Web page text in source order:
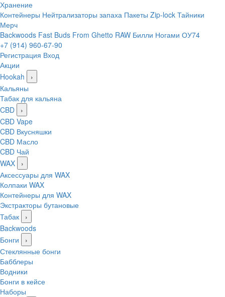
Хранение
Контейнеры Нейтрализаторы запаха Пакеты Zip-lock Тайники
Мерч
Backwoods Fast Buds From Ghetto RAW Билли Ногами ОУ74
+7 (914) 960-67-90
Регистрация Вход
Акции
Hookah
›
Кальяны
Табак для кальяна
CBD
›
CBD Vape
CBD Вкусняшки
CBD Масло
CBD Чай
WAX
›
Аксессуары для WAX
Колпаки WAX
Контейнеры для WAX
Экстракторы бутановые
Табак
›
Backwoods
Бонги
›
Стеклянные бонги
Бабблеры
Водники
Бонги в кейсе
Наборы